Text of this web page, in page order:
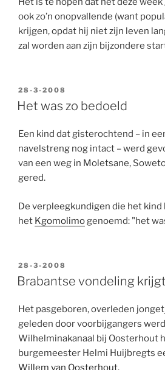
ook zo’n onopvallende (want
krijgen, opdat hij niet zijn leven
zal worden aan zijn bijzondere
GEPLAATST
OP
28-3-2008
Het was zo bedoeld
Een kind dat gisterochtend – in
navelstreng nog intact – werd
van een weg in Moletsane,
gered.
De verpleegkundigen die het kind
het Kgomolimo genoemd: "het
GEPLAATST
OP
28-3-2008
Brabantse vondeling
Het pasgeboren, overleden
geleden door voorbijgangers
Wilhelminakanaal bij Oosterhout
burgemeester Helmi Huijbregts
Willem van Oosterhout.